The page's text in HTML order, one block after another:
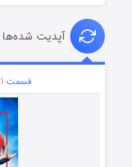
آپدیت شده‌ها
قسمت ۱ (زیرنویس)